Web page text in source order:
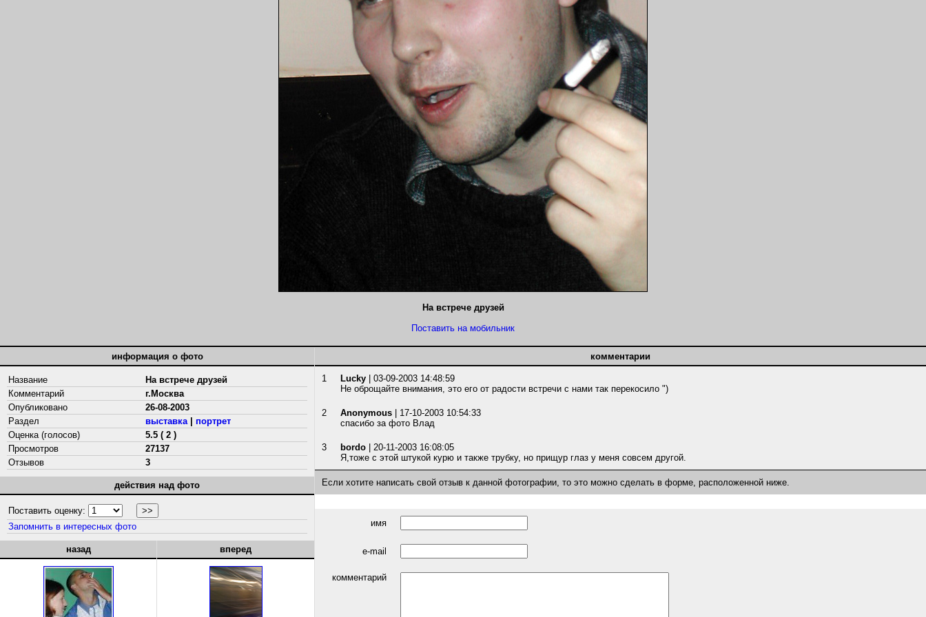
На встрече друзей
Поставить на мобильник
информация о фото
Название
На встрече друзей
Комментарий
г.Москва
Опубликовано
26-08-2003
Раздел
выставка| портрет
Оценка (голосов)
5.5 ( 2 )
Просмотров
27137
Отзывов
3
действия над фото
Поставить оценку:
Запомнить в интересных фото
назад вперед
комментарии
1 Lucky | 03-09-2003 14:48:59
Не оброщайте внимания, это его от радости встречи с нами так перекосило ")
2 Anonymous | 17-10-2003 10:54:33
спасибо за фото Влад
3 bordo | 20-11-2003 16:08:05
Я,тоже с этой штукой курю и также трубку, но прищур глаз у меня совсем другой.
Если хотите написать свой отзыв к данной фотографии, то это можно сделать в форме, расположенной ниже.
имя
e-mail
комментарий